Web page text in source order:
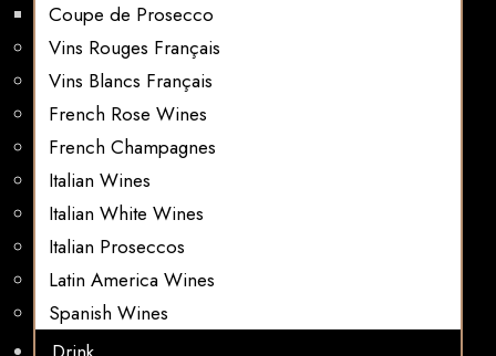
Coupe de Prosecco
Vins Rouges Français
Vins Blancs Français
French Rose Wines
French Champagnes
Italian Wines
Italian White Wines
Italian Proseccos
Latin America Wines
Spanish Wines